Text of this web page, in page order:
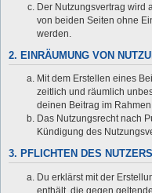
Der Nutzungsvertrag wird
von beiden Seiten ohne
werden.
2. EINRÄUMUNG VON
Mit dem Erstellen eines
zeitlich und räumlich
deinen Beitrag im
Das Nutzungsrecht nach
Kündigung des
3. PFLICHTEN DES NUTZERS
Du erklärst mit der
enthält, die gegen